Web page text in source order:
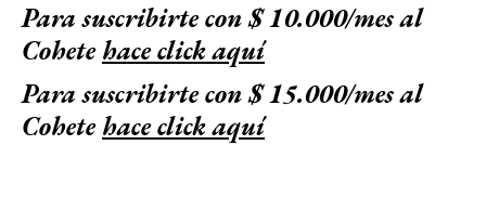
Para suscribirte con $ 10.000/mes al
Cohetehace click aquí
Para suscribirte con $ 15.000/mes al
Cohetehace click aquí